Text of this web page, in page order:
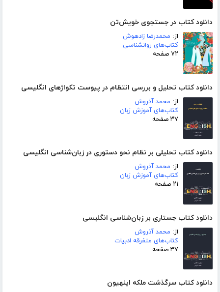
دانلود کتاب در جستجوی خویش‌تن
از: محمدرضا زادهوش
کتاب‌های روانشناسی
۷۲ صفحه
دانلود کتاب تحلیل و بررسی انتظام در پیوست تکواژهای انگلیسی
از: محمد آذروش
کتاب‌های آموزش زبان
۳۷ صفحه
دانلود کتاب تحلیلی بر نظام نحو دستوری در زبان‌شناسی انگلیسی
از: محمد آذروش
کتاب‌های آموزش زبان
۲۱ صفحه
دانلود کتاب جستاری بر زبان‌شناسی انگلیسی
از: محمد آذروش
کتاب‌های متفرقه ادبیات
۳۷ صفحه
دانلود کتاب سرگذشت ملکه اینهیون